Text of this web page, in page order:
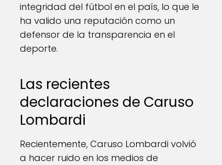
integridad del fútbol en el país, lo que le
ha valido una reputación como un
defensor de la transparencia en el
deporte.
Las recientes
declaraciones de Caruso
Lombardi
Recientemente, Caruso Lombardi volvió
a hacer ruido en los medios de